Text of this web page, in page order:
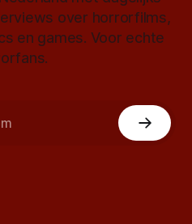
over horrorfilms,
en games. Voor echte